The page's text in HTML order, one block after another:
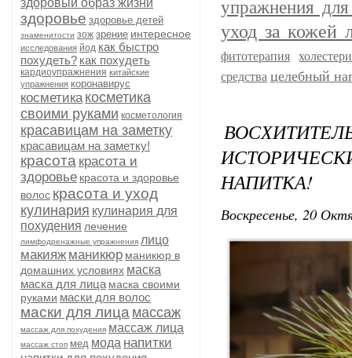
здоровый образ жизни
здоровье здоровье детей
знаменитости зож зрение интересное
исследования йод как быстро
похудеть? как похудеть
кардиоупражнения китайские
упражнения коронавирус
косметика косметика
своими руками косметология
красавицам на заметку
красавицам на заметку!
красота красота и
здоровье красота и здоровье
волос красота и уход
кулинария кулинария для
похудения лечение
лимфодренажные упражнения лицо
макияж маникюр маникюр в
домашних условиях маска
маска для лица маска своими
руками маски для волос
маски для лица массаж
массаж для похудения массаж лица
массаж стоп мед мода напитки
упражнения
уход за кожей
фитотерапия
средства целебный
НАПИТКА!
Воскресенье, 20